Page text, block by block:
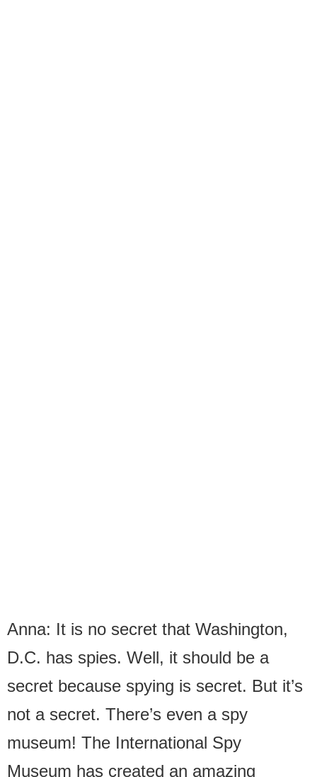
Anna: It is no secret that Washington,
D.C. has spies. Well, it should be a
secret because spying is secret. But it’s
not a secret. There’s even a spy
museum! The International Spy
Museum has created an amazing